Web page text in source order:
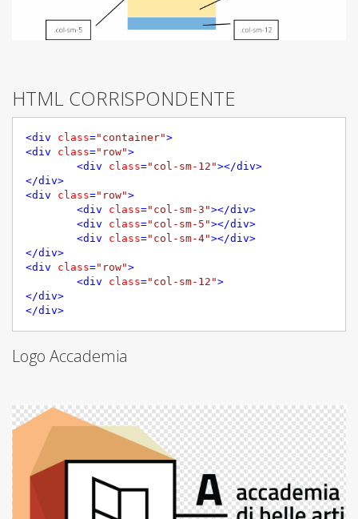
HTML CORRISPONDENTE
<div class="container">
<div class="row">
<div class="col-sm-12"></div>
</div>
<div class="row">
<div class="col-sm-3"></div>
<div class="col-sm-5"></div>
<div class="col-sm-4"></div>
</div>
<div class="row">
<div class="col-sm-12">
</div>
</div>
Logo Accademia